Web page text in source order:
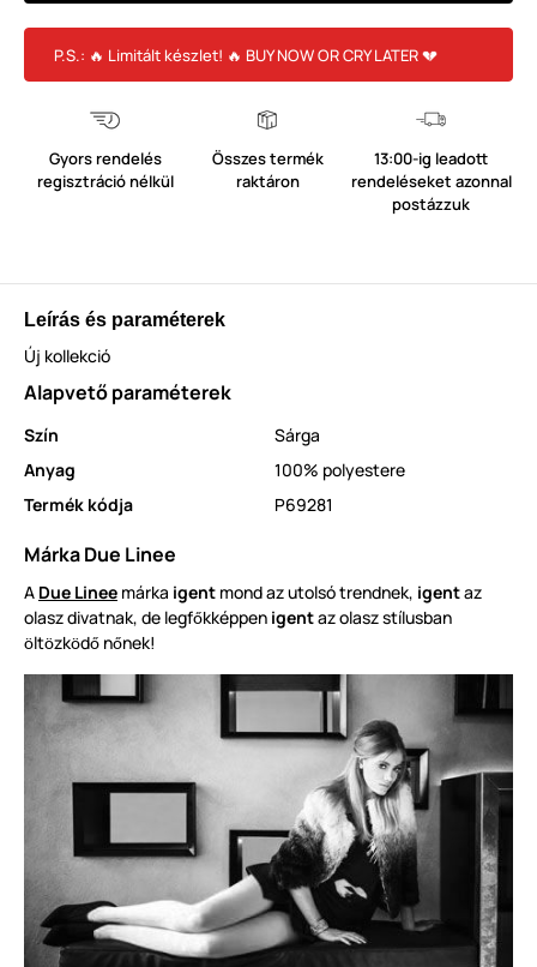
P.S.: 🔥 Limitált készlet! 🔥 BUY NOW OR CRY LATER 💔
Gyors rendelés
regisztráció nélkül
Összes termék
raktáron
13:00-ig leadott
rendeléseket azonnal
postázzuk
Leírás és paraméterek
Új kollekció
Alapvető paraméterek
Szín
Sárga
Anyag
100% polyestere
Termék kódja
P69281
Márka Due Linee
A Due Linee márka igent mond az utolsó trendnek, igentaz
olasz divatnak, de legfőkképpen igentaz olasz stílusban
öltözködő nőnek!